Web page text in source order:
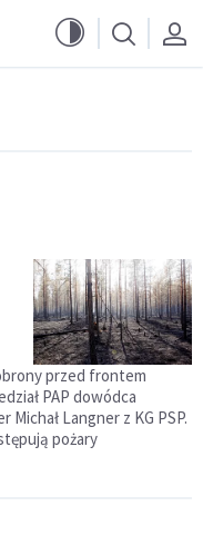
przed frontem
PAP dowódca
Langner z KG PSP.
pożary